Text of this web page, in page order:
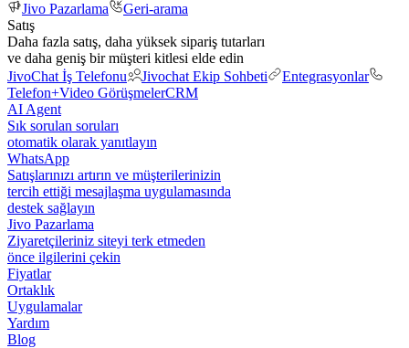
Jivo Pazarlama
Geri-arama
Satış
Daha fazla satış, daha yüksek sipariş tutarları
ve daha geniş bir müşteri kitlesi elde edin
JivoChat İş Telefonu
Jivochat Ekip Sohbeti
Entegrasyonlar
Telefon+Video GörüşmelerCRM
AI Agent
Sık sorulan soruları
otomatik olarak yanıtlayın
WhatsApp
Satışlarınızı artırın ve müşterilerinizin
tercih ettiği mesajlaşma uygulamasında
destek sağlayın
Jivo Pazarlama
Ziyaretçileriniz siteyi terk etmeden
önce ilgilerini çekin
Fiyatlar
Ortaklık
Uygulamalar
Yardım
Blog